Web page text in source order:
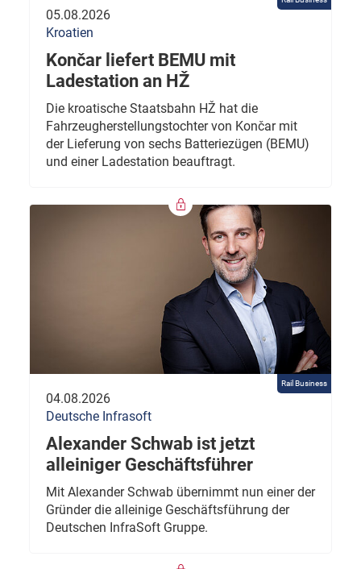
05.08.2026
Kroatien
Končar liefert BEMU mit
Ladestation an HŽ
Die kroatische Staatsbahn HŽ hat die
Fahrzeugherstellungstochter von Končar mit
der Lieferung von sechs Batteriezügen (BEMU)
und einer Ladestation beauftragt.
Rail Business
04.08.2026
Deutsche Infrasoft
Alexander Schwab ist jetzt
alleiniger Geschäftsführer
Mit Alexander Schwab übernimmt nun einer der
Gründer die alleinige Geschäftsführung der
Deutschen InfraSoft Gruppe.